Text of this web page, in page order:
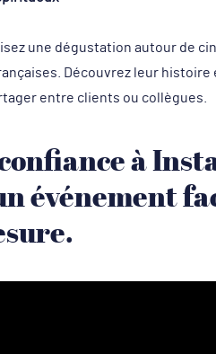
une dégustation autour de
Découvrez leur histoire
entre clients ou collègues.
à
événement